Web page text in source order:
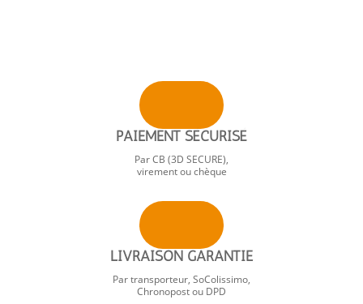
PAIEMENT SÉCURISÉ
Par CB (3D SECURE),
virement ou chèque
LIVRAISON GARANTIE
Par transporteur, SoColissimo,
Chronopost ou DPD